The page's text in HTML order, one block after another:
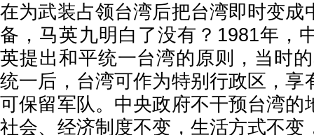
在为武装占领台湾后把台湾即时变成
备，马英九明白了没有？1981年，
英提出和平统一台湾的原则，当时
统一后，台湾可作为特别行政区，享
可保留军队。中央政府不干预台湾的
社会、经济制度不变，生活方式不变